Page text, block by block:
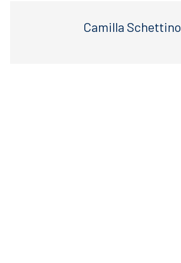
Camilla Schettino